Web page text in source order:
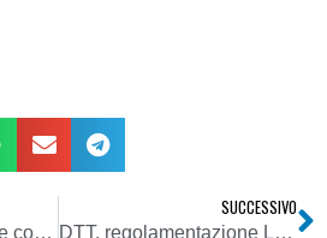
DTT, Toscana. Unione comuni e comunità montane: switch-off anticipato pregiudicherà ricezione tv in vaste aree del territorio regionale
SUCCESSIVO
DTT, regolamentazione LCN. Crescono i malumori delle tv locali nei confronti delle politiche dei propri sindacati di categoria